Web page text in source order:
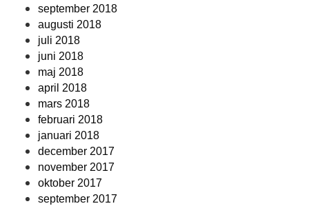
september 2018
augusti 2018
juli 2018
juni 2018
maj 2018
april 2018
mars 2018
februari 2018
januari 2018
december 2017
november 2017
oktober 2017
september 2017